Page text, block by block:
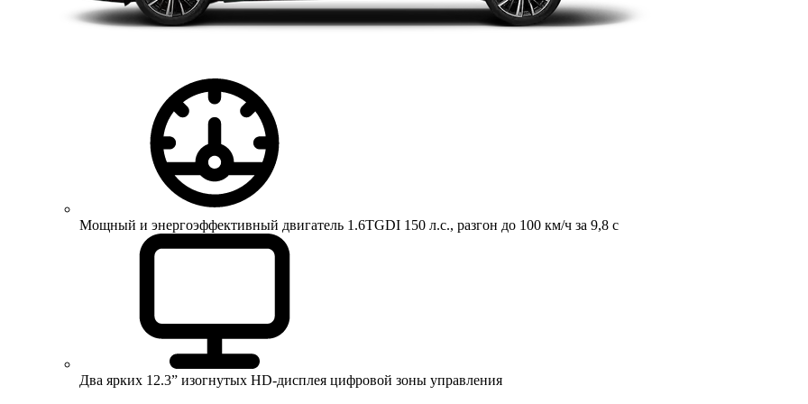
Мощный и энергоэффективный двигатель 1.6TGDI 150 л.с., разгон до 100 км/ч за 9,8 с
Два ярких 12.3” изогнутых HD-дисплея цифровой зоны управления